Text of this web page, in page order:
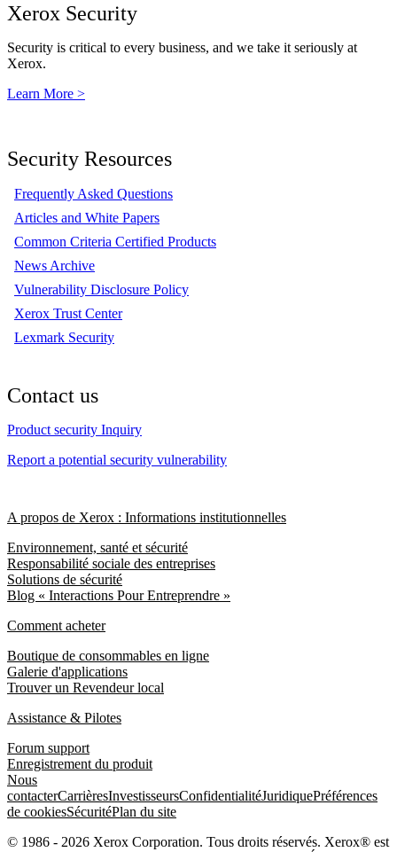
Xerox Security
Security is critical to every business, and we take it seriously at
Xerox.
Learn More >
Security Resources
Frequently Asked Questions
Articles and White Papers
Common Criteria Certified Products
News Archive
Vulnerability Disclosure Policy
Xerox Trust Center
Lexmark Security
Contact us
Product security Inquiry
Report a potential security vulnerability
A propos de Xerox : Informations institutionnelles
Environnement, santé et sécurité
Responsabilité sociale des entreprises
Solutions de sécurité
Blog « Interactions Pour Entreprendre »
Comment acheter
Boutique de consommables en ligne
Galerie d'applications
Trouver un Revendeur local
Assistance & Pilotes
Forum support
Enregistrement du produit
Nous
contacterCarrièresInvestisseursConfidentialitéJuridiquePréférences
de cookiesSécuritéPlan du site
© 1986 - 2026 Xerox Corporation. Tous droits réservés. Xerox® est